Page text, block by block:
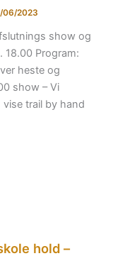
06/2023
show og
18.00 Program:
heste og
show – Vi
trail by hand
hold –